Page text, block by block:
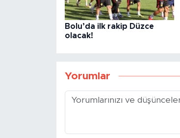
Bolu’da ilk rakip Düzce
olacak!
Yorumlar